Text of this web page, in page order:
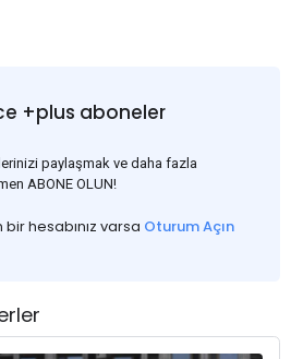
+plus aboneler
paylaşmak ve daha fazla
ABONE OLUN!
bir hesabınız varsa Oturum Açın